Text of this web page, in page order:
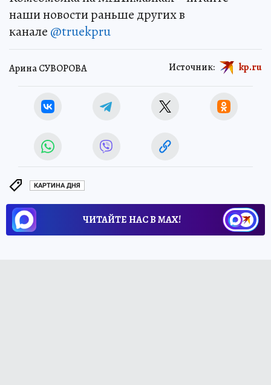
наши новости раньше других в
канале @truekpru
Арина СУВОРОВА Источник: kp.ru
КАРТИНА ДНЯ
ЧИТАЙТЕ НАС В МАХ!